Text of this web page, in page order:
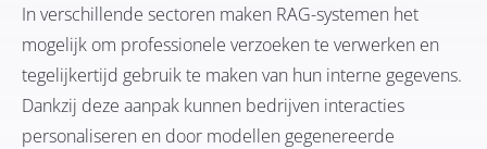
In verschillende sectoren maken RAG-systemen het
mogelijk om professionele verzoeken te verwerken en
tegelijkertijd gebruik te maken van hun interne gegevens.
Dankzij deze aanpak kunnen bedrijven interacties
personaliseren en door modellen gegenereerde